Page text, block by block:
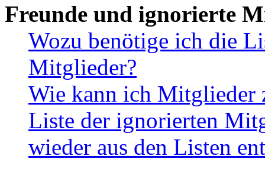
Freunde und ignorierte
Wozu benötige ich die
Mitglieder?
Wie kann ich Mitglieder
Liste der ignorierten
wieder aus den Listen